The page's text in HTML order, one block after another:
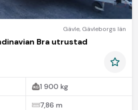
Gävle, Gävleborgs län
Bra utrustad
1 900 kg
7,86 m